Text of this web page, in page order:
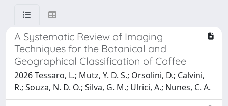
A Systematic Review of Imaging
Techniques for the Botanical and
Geographical Classification of Coffee
2026 Tessaro, L.; Mutz, Y. D. S.; Orsolini, D.; Calvini,
R.; Souza, N. D. O.; Silva, G. M.; Ulrici, A.; Nunes, C. A.